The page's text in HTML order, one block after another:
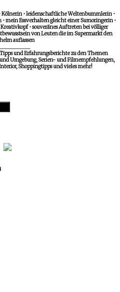
Kölnerin • leidenschaftliche Weltenbummlerin •
mein Essverhalten gleicht einer Sumoringerin •
• souveränes Auftreten bei völliger
von Leuten die im Supermarkt den
auflassen
und Erfahrungsberichte zu den Themen
Umgebung, Serien- und Filmempfehlungen,
Shoppingtipps und vieles mehr!